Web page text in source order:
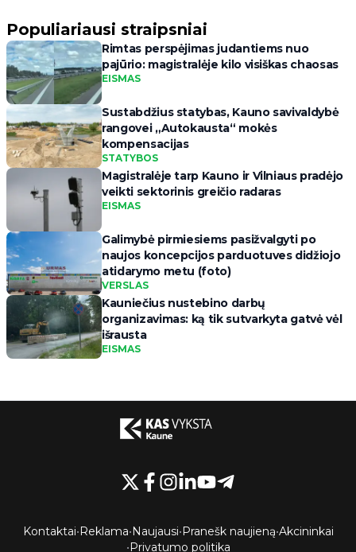
Populiariausi straipsniai
Rimtas perspėjimas judantiems nuo
pajūrio: magistralėje kilo visiškas chaosas
EISMAS
Sustabdžius statybas, Kauno savivaldybė
rangovei „Autokausta“ mokės
kompensacijas
STATYBOS
Magistralėje tarp Kauno ir Vilniaus pradėjo
veikti sektorinis greičio radaras
EISMAS
Galimybė pirmiesiems pasižvalgyti po
naujos koncepcijos parduotuves didžiojo
atidarymo metu (foto)
VERSLAS
Kauniečius nustebino darbų
organizavimas: ką tik sutvarkyta gatvė vėl
išrausta
EISMAS
Kontaktai•Reklama•Naujausi•Pranešk naujieną•Akcininkai
•Privatumo politika